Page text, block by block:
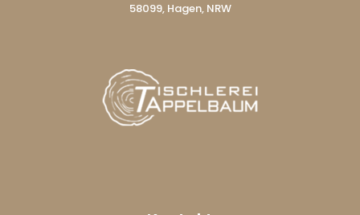
58099, Hagen, NRW